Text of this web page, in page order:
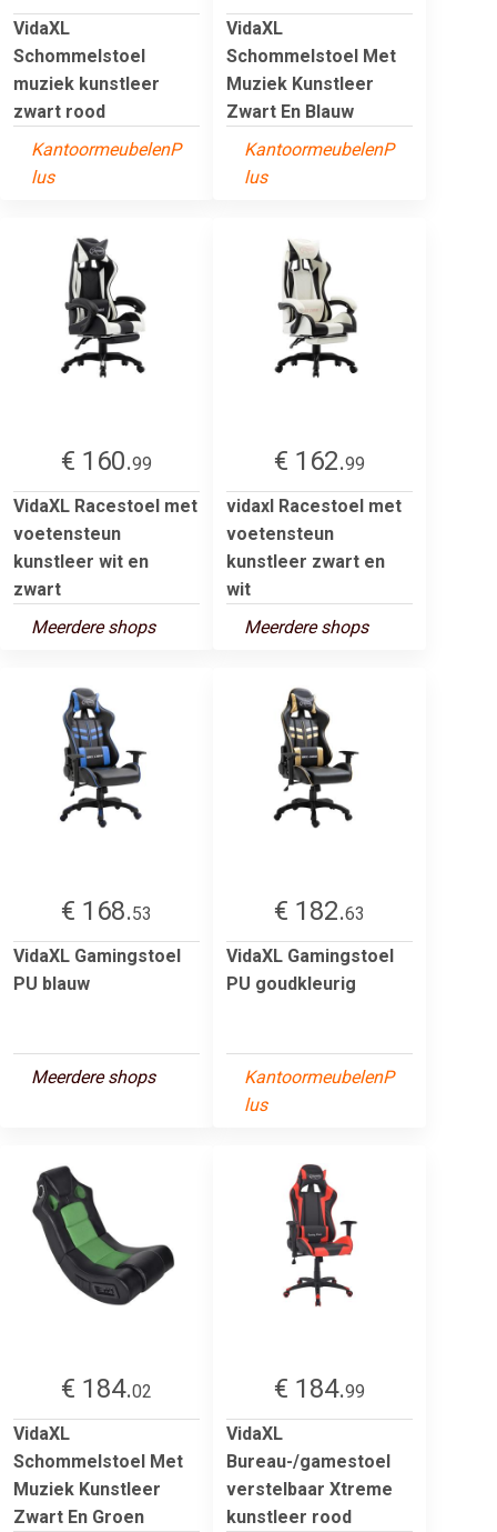
VidaXL
Schommelstoel
muziek kunstleer
zwart rood
KantoormeubelenP
lus
VidaXL
Schommelstoel Met
Muziek Kunstleer
Zwart En Blauw
KantoormeubelenP
lus
€ 160.99
VidaXL Racestoel met
voetensteun
kunstleer wit en
zwart
Meerdere shops
€ 162.99
vidaxl Racestoel met
voetensteun
kunstleer zwart en
wit
Meerdere shops
€ 168.53
VidaXL Gamingstoel
PU blauw
Meerdere shops
€ 182.63
VidaXL Gamingstoel
PU goudkleurig
KantoormeubelenP
lus
€ 184.02
VidaXL
Schommelstoel Met
Muziek Kunstleer
Zwart En Groen
€ 184.99
VidaXL
Bureau-/gamestoel
verstelbaar Xtreme
kunstleer rood